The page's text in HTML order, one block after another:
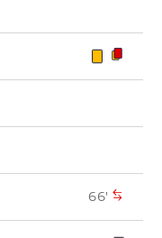
66'